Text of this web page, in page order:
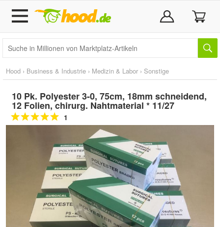
Hood › Business & Industrie › Medizin & Labor › Sonstige
10 Pk. Polyester 3-0, 75cm, 18mm schneidend,
12 Folien, chirurg. Nahtmaterial * 11/27
1